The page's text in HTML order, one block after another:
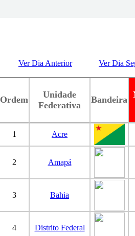
Ver Dia Anterior Ver Dia
Ordem
Unidade
Federativa
Bandeira
1 Acre
2 Amapá
3 Bahia
4 Distrito Federal